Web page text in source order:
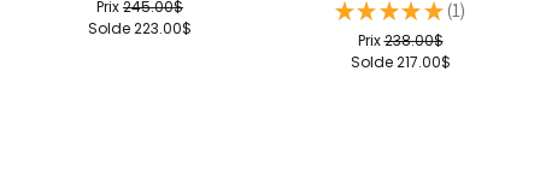
Prix245.00$
Solde223.00$
★ ★ ★ ★ ★ 1
1
Prix238.00$
Solde217.00$